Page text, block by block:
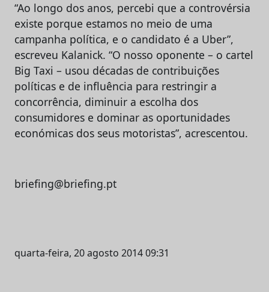
“Ao longo dos anos, percebi que a controvérsia
existe porque estamos no meio de uma
campanha política, e o candidato é a Uber”,
escreveu Kalanick. “O nosso oponente – o cartel
Big Taxi – usou décadas de contribuições
políticas e de influência para restringir a
concorrência, diminuir a escolha dos
consumidores e dominar as oportunidades
económicas dos seus motoristas”, acrescentou.
briefing@briefing.pt
quarta-feira, 20 agosto 2014 09:31